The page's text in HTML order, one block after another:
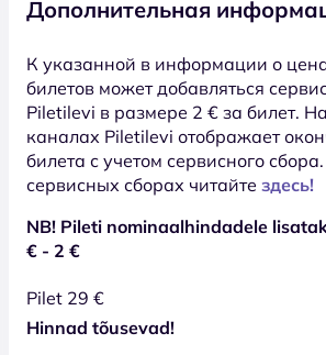
Дополнительная
К указанной в информации о
билетов может добавляться
Piletilevi в размере 2 € за билет.
каналах Piletilevi отображает
билета с учетом сервисного
сервисных сборах читайте здесь!
NB! Pileti nominaalhindadele
€ - 2 €
Pilet 29 €
Hinnad tõusevad!